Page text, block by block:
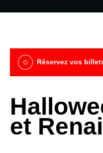
Réservez vos
et